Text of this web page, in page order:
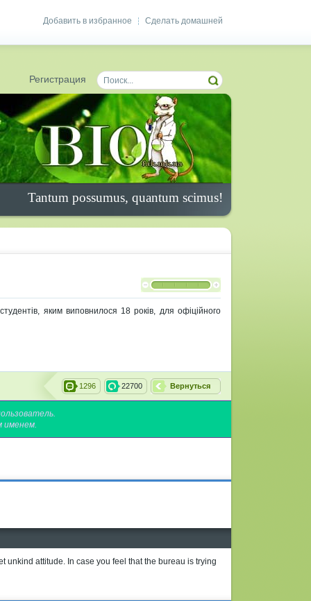
Сделать домашней
Добавить в избранное
Регистрация
Tantum possumus, quantum scimus!
яким виповнилося 18 років, для офіційного
Вернуться
22700
1296
именем.
unkind attitude. In case you feel that the bureau is trying